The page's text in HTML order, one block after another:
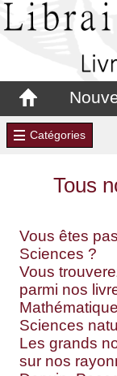
Catégories
Tous
Vous êtes
Sciences ?
Vous
parmi nos
Sciences
Les grands
sur nos